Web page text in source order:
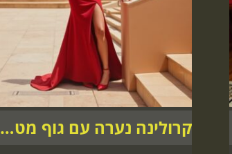
קרולינה נערה עם גוף מטריף